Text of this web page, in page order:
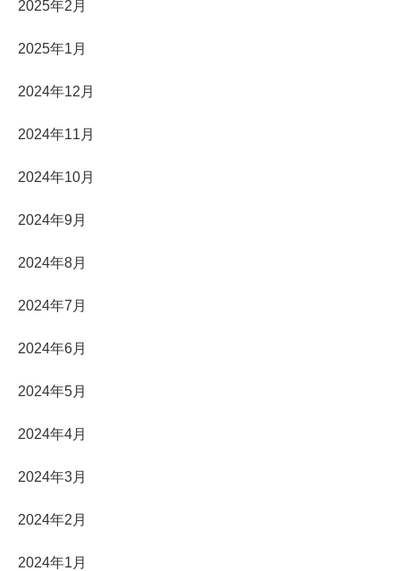
2025年2月
2025年1月
2024年12月
2024年11月
2024年10月
2024年9月
2024年8月
2024年7月
2024年6月
2024年5月
2024年4月
2024年3月
2024年2月
2024年1月